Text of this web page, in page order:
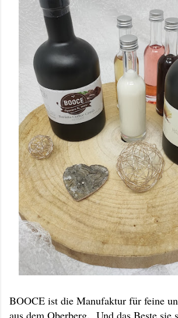
BOOCE ist die Manufaktur für feine
aus dem Oberberg. Und das Beste sie